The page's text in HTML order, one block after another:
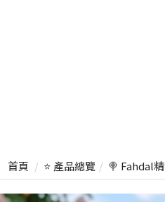
首頁 ⭐ 產品總覽 🍭 Fahdal